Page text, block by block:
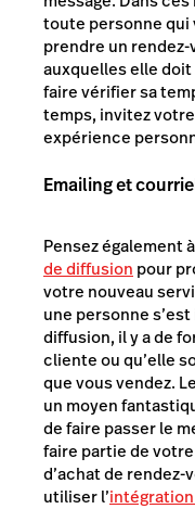
toute personne qui
prendre un
auxquelles elle
faire vérifier sa
temps, invitez
expérience
Emailing et
Pensez également à
de diffusion pour
votre nouveau
une personne
diffusion, il y a de
cliente ou qu’elle
que vous vendez.
un moyen
de faire passer le
faire partie de
d’achat de rendez-
utiliser l’